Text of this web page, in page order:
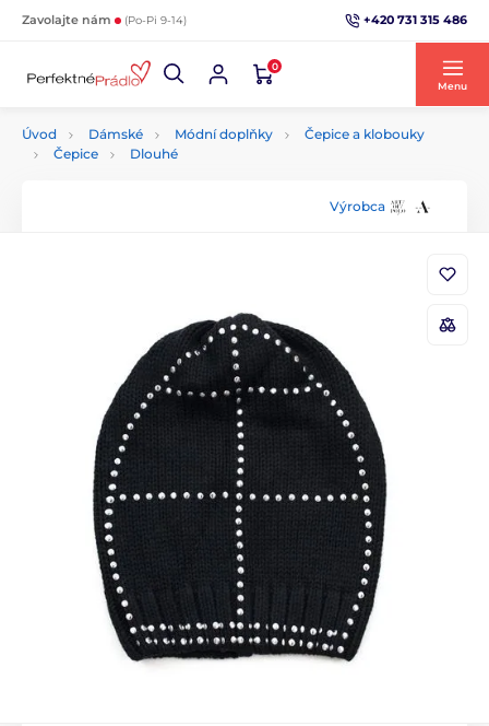
Zavolajte nám (Po-Pi 9-14) +420 731 315 486
0
Menu
Úvod Dámské Módní doplňky
Čepice a klobouky
Čepice
Dlouhé
Výrobca